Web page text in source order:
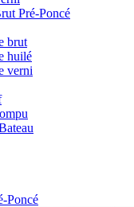
Pré-Poncé
brut
huilé
verni
Poncé